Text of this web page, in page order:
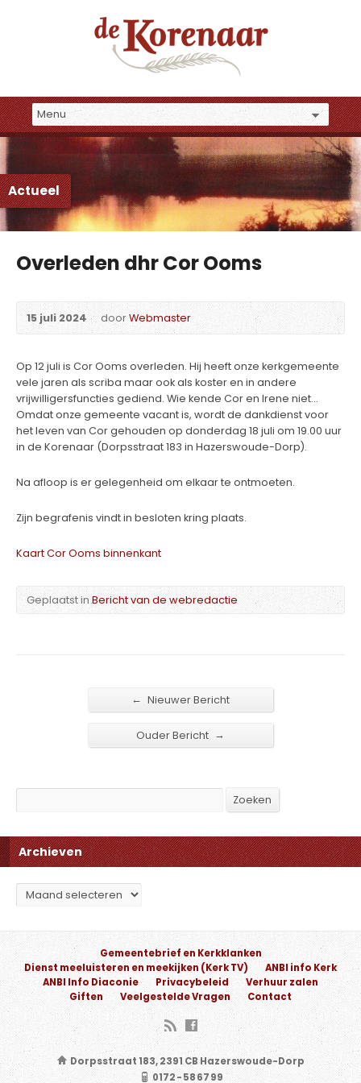
Actueel
Overleden dhr Cor Ooms
15 juli 2024 doorWebmaster
Op 12 juli is Cor Ooms overleden. Hij heeft onze kerkgemeente
vele jaren als scriba maar ook als koster en in andere
vrijwilligersfuncties gediend. Wie kende Cor en Irene niet…
Omdat onze gemeente vacant is, wordt de dankdienst voor
het leven van Cor gehouden op donderdag 18 juli om 19.00 uur
in de Korenaar (Dorpsstraat 183 in Hazerswoude-Dorp).
Na afloop is er gelegenheid om elkaar te ontmoeten.
Zijn begrafenis vindt in besloten kring plaats.
Kaart Cor Ooms binnenkant
Geplaatst inBericht van de webredactie
← Nieuwer Bericht
Ouder Bericht →
Zoeken
Archieven
Archieven
Gemeentebrief en Kerkklanken
Dienst meeluisteren en meekijken (Kerk TV)
ANBI info Kerk
ANBI Info Diaconie
Privacybeleid
Verhuur zalen
Giften
Veelgestelde Vragen Contact
Dorpsstraat 183, 2391 CB Hazerswoude-Dorp
0172 - 58 67 99